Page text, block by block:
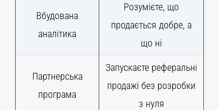
Вбудована
аналітика
Розумієте, що
продається добре, а
що ні
Партнерська
програма
Запускаєте реферальні
продажі без розробки
з нуля